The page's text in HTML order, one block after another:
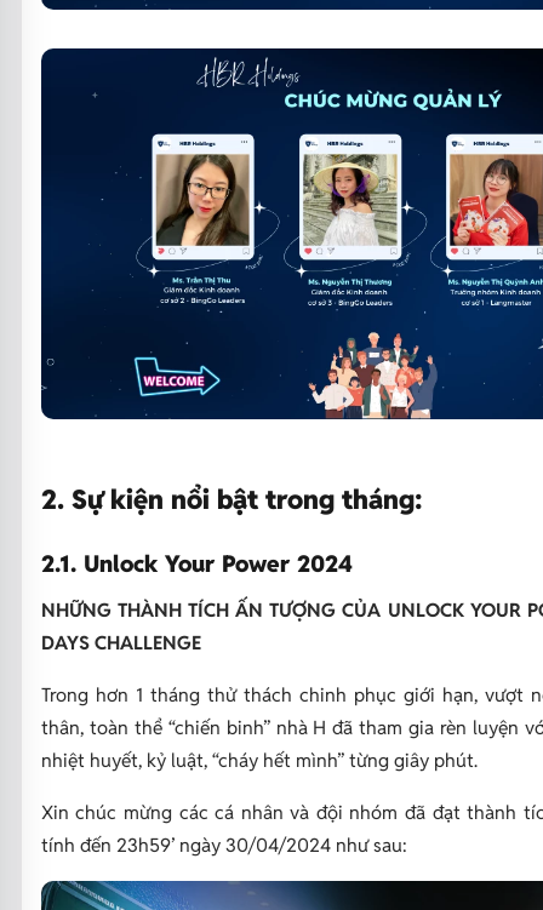
2. Sự kiện nổi bật trong tháng:
2.1. Unlock Your Power 2024
NHỮNG THÀNH TÍCH ẤN TƯỢNG CỦA UNLOCK YOUR
DAYS CHALLENGE
Trong hơn 1 tháng thử thách chinh phục giới hạn, vượt
thân, toàn thể “chiến binh” nhà H đã tham gia rèn luyện
nhiệt huyết, kỷ luật, “cháy hết mình” từng giây phút.
Xin chúc mừng các cá nhân và đội nhóm đã đạt thành
tính đến 23h59’ ngày 30/04/2024 như sau: